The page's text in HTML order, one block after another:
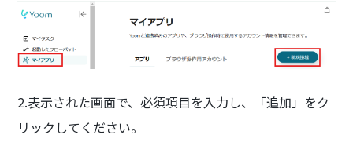
2.表示された画面で、必須項目を入力し、「追加」をク
リックしてください。